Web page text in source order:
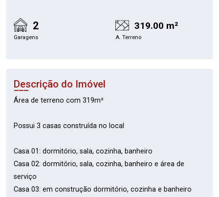
2
Garagens
319.00 m²
A. Terreno
Descrição do Imóvel
Área de terreno com 319m²
Possui 3 casas construída no local
Casa 01: dormitório, sala, cozinha, banheiro
Casa 02: dormitório, sala, cozinha, banheiro e área de
serviço
Casa 03: em construção dormitório, cozinha e banheiro